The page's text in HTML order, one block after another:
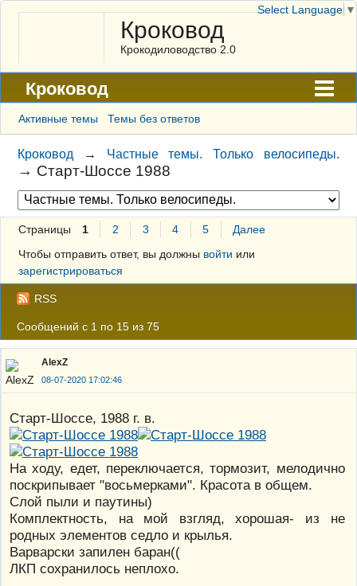
Кроковод
Крокодиловодство 2.0
Кроковод
Форум
Архив
ГАЛЕРЕЯ
Правила
Поиск
Регистрация
Вход
Активные темы Темы без ответов
Кроковод → Частные темы. Только велосипеды.
→ Старт-Шоссе 1988
Страницы 1 2 3 4 5
Далее
Чтобы отправить ответ, вы должны войти или
зарегистрироваться
RSS
Сообщений с 1 по 15 из 75
AlexZ
08-07-2020 17:02:46
Старт-Шоссе, 1988 г. в.
На ходу, едет, переключается, тормозит, мелодично
поскрипывает "восьмерками". Красота в общем.
Слой пыли и паутины)
Комплектность, на мой взгляд, хорошая- из не
родных элементов седло и крылья.
Варварски запилен баран((
ЛКП сохранилось неплохо.
Select Language ▼